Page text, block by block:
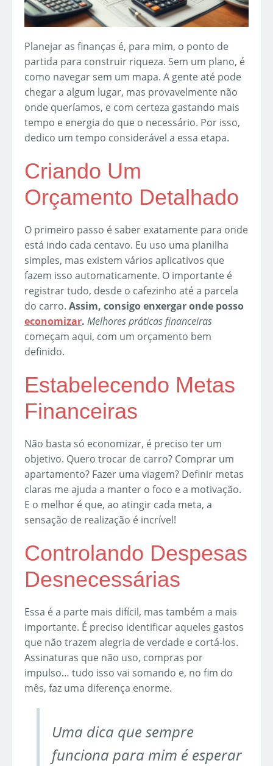
Planejar as finanças é, para mim, o ponto de
partida para construir riqueza. Sem um plano, é
como navegar sem um mapa. A gente até pode
chegar a algum lugar, mas provavelmente não
onde queríamos, e com certeza gastando mais
tempo e energia do que o necessário. Por isso,
dedico um tempo considerável a essa etapa.
Criando Um
Orçamento Detalhado
O primeiro passo é saber exatamente para onde
está indo cada centavo. Eu uso uma planilha
simples, mas existem vários aplicativos que
fazem isso automaticamente. O importante é
registrar tudo, desde o cafezinho até a parcela
do carro. Assim, consigo enxergar onde posso
economizar. Melhores práticas financeiras
começam aqui, com um orçamento bem
definido.
Estabelecendo Metas
Financeiras
Não basta só economizar, é preciso ter um
objetivo. Quero trocar de carro? Comprar um
apartamento? Fazer uma viagem? Definir metas
claras me ajuda a manter o foco e a motivação.
E o melhor é que, ao atingir cada meta, a
sensação de realização é incrível!
Controlando Despesas
Desnecessárias
Essa é a parte mais difícil, mas também a mais
importante. É preciso identificar aqueles gastos
que não trazem alegria de verdade e cortá-los.
Assinaturas que não uso, compras por
impulso… tudo isso vai somando e, no fim do
mês, faz uma diferença enorme.
Uma dica que sempre
funciona para mim é esperar